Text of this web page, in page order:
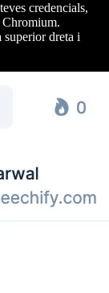
credencials,
Chromium.
superior dreta i